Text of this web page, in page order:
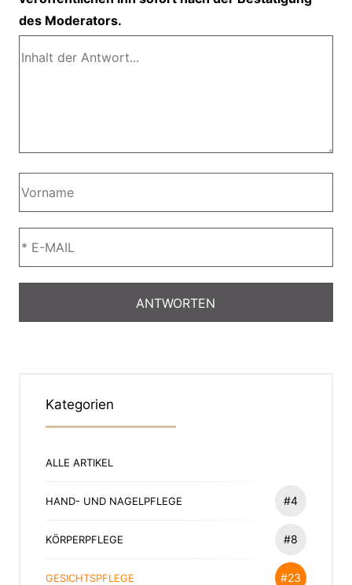
des Moderators.
Kategorien
ALLE ARTIKEL
HAND- UND NAGELPFLEGE #4
KÖRPERPFLEGE #8
GESICHTSPFLEGE #23